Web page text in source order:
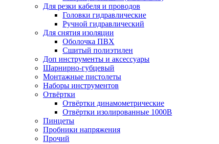
Для резки кабеля и проводов
Головки гидравлические
Ручной гидравлический
Для снятия изоляции
Оболочка ПВХ
Сшитый полиэтилен
Доп инструменты и аксессуары
Шарнирно-губцевый
Монтажные пистолеты
Наборы инструментов
Отвёртки
Отвёртки динамометрические
Отвёртки изолированные 1000В
Пинцеты
Пробники напряжения
Прочий